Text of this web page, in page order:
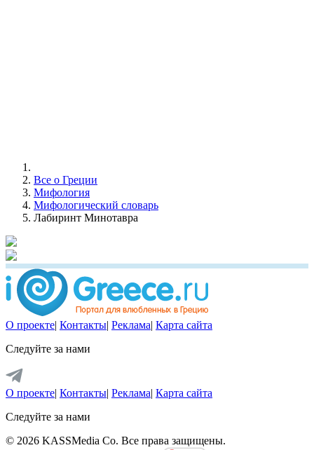
Все о Греции
Мифология
Мифологический словарь
Лабиринт Минотавра
О проекте| Контакты| Реклама| Карта сайта
Следуйте за нами
О проекте| Контакты| Реклама| Карта сайта
Следуйте за нами
© 2026 KASSMedia Co. Все права защищены.